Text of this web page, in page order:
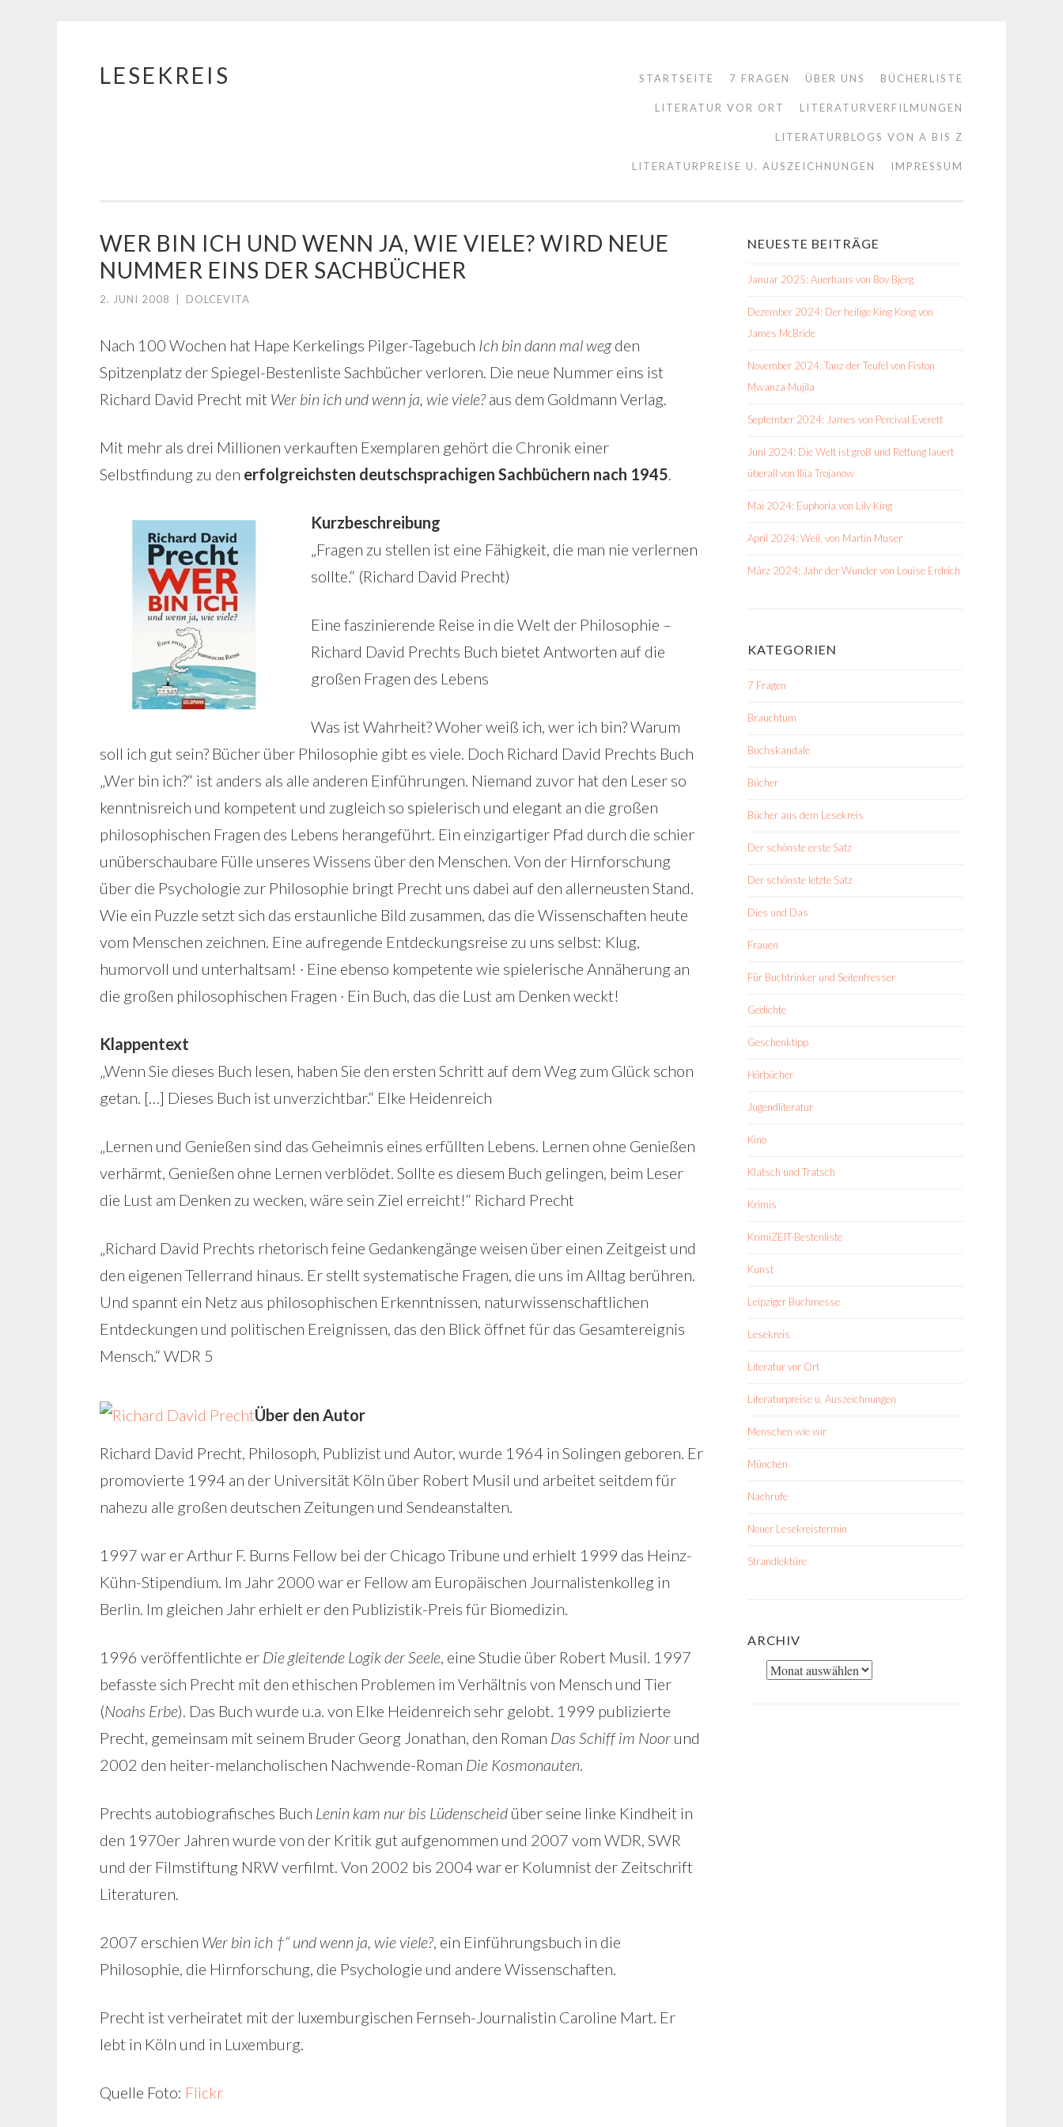
Springe
LESEKREIS STARTSEITE 7 FRAGEN ÜBER UNS BÜCHERLISTE
LITERATUR VOR ORT LITERATURVERFILMUNGEN
LITERATURBLOGS VON A BIS Z
LITERATURPREISE U. AUSZEICHNUNGEN IMPRESSUM
WER BIN ICH UND WENN JA, WIE VIELE? WIRD NEUE
NUMMER EINS DER SACHBÜCHER
2. JUNI 2008 DOLCEVITA
Nach 100 Wochen hat Hape Kerkelings Pilger-Tagebuch Ich bin dann mal wegden
Spitzenplatz der Spiegel-Bestenliste Sachbücher verloren. Die neue Nummer eins ist
Richard David Precht mit Wer bin ich und wenn ja, wie viele?aus dem Goldmann Verlag.
Mit mehr als drei Millionen verkauften Exemplaren gehört die Chronik einer
Selbstfindung zu den erfolgreichsten deutschsprachigen Sachbüchern nach 1945.
Kurzbeschreibung
„Fragen zu stellen ist eine Fähigkeit, die man nie verlernen
sollte.“ (Richard David Precht)
Eine faszinierende Reise in die Welt der Philosophie –
Richard David Prechts Buch bietet Antworten auf die
großen Fragen des Lebens
Was ist Wahrheit? Woher weiß ich, wer ich bin? Warum
soll ich gut sein? Bücher über Philosophie gibt es viele. Doch Richard David Prechts Buch
„Wer bin ich?“ ist anders als alle anderen Einführungen. Niemand zuvor hat den Leser so
kenntnisreich und kompetent und zugleich so spielerisch und elegant an die großen
philosophischen Fragen des Lebens herangeführt. Ein einzigartiger Pfad durch die schier
unüberschaubare Fülle unseres Wissens über den Menschen. Von der Hirnforschung
über die Psychologie zur Philosophie bringt Precht uns dabei auf den allerneusten Stand.
Wie ein Puzzle setzt sich das erstaunliche Bild zusammen, das die Wissenschaften heute
vom Menschen zeichnen. Eine aufregende Entdeckungsreise zu uns selbst: Klug,
humorvoll und unterhaltsam! · Eine ebenso kompetente wie spielerische Annäherung an
die großen philosophischen Fragen · Ein Buch, das die Lust am Denken weckt!
Klappentext
„Wenn Sie dieses Buch lesen, haben Sie den ersten Schritt auf dem Weg zum Glück schon
getan. […] Dieses Buch ist unverzichtbar.“ Elke Heidenreich
„Lernen und Genießen sind das Geheimnis eines erfüllten Lebens. Lernen ohne Genießen
verhärmt, Genießen ohne Lernen verblödet. Sollte es diesem Buch gelingen, beim Leser
die Lust am Denken zu wecken, wäre sein Ziel erreicht!“ Richard Precht
„Richard David Prechts rhetorisch feine Gedankengänge weisen über einen Zeitgeist und
den eigenen Tellerrand hinaus. Er stellt systematische Fragen, die uns im Alltag berühren.
Und spannt ein Netz aus philosophischen Erkenntnissen, naturwissenschaftlichen
Entdeckungen und politischen Ereignissen, das den Blick öffnet für das Gesamtereignis
Mensch.“ WDR 5
Über den Autor
Richard David Precht, Philosoph, Publizist und Autor, wurde 1964 in Solingen geboren. Er
promovierte 1994 an der Universität Köln über Robert Musil und arbeitet seitdem für
nahezu alle großen deutschen Zeitungen und Sendeanstalten.
1997 war er Arthur F. Burns Fellow bei der Chicago Tribune und erhielt 1999 das Heinz-
Kühn-Stipendium. Im Jahr 2000 war er Fellow am Europäischen Journalistenkolleg in
Berlin. Im gleichen Jahr erhielt er den Publizistik-Preis für Biomedizin.
1996 veröffentlichte er Die gleitende Logik der Seele, eine Studie über Robert Musil. 1997
befasste sich Precht mit den ethischen Problemen im Verhältnis von Mensch und Tier
(Noahs Erbe). Das Buch wurde u.a. von Elke Heidenreich sehr gelobt. 1999 publizierte
Precht, gemeinsam mit seinem Bruder Georg Jonathan, den Roman Das Schiff im Noor und
2002 den heiter-melancholischen Nachwende-Roman Die Kosmonauten.
Prechts autobiografisches Buch Lenin kam nur bis Lüdenscheid über seine linke Kindheit in
den 1970er Jahren wurde von der Kritik gut aufgenommen und 2007 vom WDR, SWR
und der Filmstiftung NRW verfilmt. Von 2002 bis 2004 war er Kolumnist der Zeitschrift
Literaturen.
2007 erschien Wer bin ich †“ und wenn ja, wie viele?, ein Einführungsbuch in die
Philosophie, die Hirnforschung, die Psychologie und andere Wissenschaften.
Precht ist verheiratet mit der luxemburgischen Fernseh-Journalistin Caroline Mart. Er
lebt in Köln und in Luxemburg.
Quelle Foto: Flickr
NEUESTE BEITRÄGE
Januar 2025: Auerhaus von Bov Bjerg
Dezember 2024: Der heilige King Kong von
James McBride
November 2024: Tanz der Teufel von Fiston
Mwanza Mujila
September 2024: James von Percival Everett
Juni 2024: Die Welt ist groß und Rettung lauert
überall von Ilija Trojanow
Mai 2024: Euphoria von Lily King
April 2024: Weil. von Martin Muser
März 2024: Jahr der Wunder von Louise Erdrich
KATEGORIEN
7 Fragen
Brauchtum
Buchskandale
Bücher
Bücher aus dem Lesekreis
Der schönste erste Satz
Der schönste letzte Satz
Dies und Das
Frauen
Für Buchtrinker und Seitenfresser
Gedichte
Geschenktipp
Hörbücher
Jugendliteratur
Kino
Klatsch und Tratsch
Krimis
KrimiZEIT-Bestenliste
Kunst
Leipziger Buchmesse
Lesekreis
Literatur vor Ort
Literaturpreise u. Auszeichnungen
Menschen wie wir
München
Nachrufe
Neuer Lesekreistermin
Strandlektüre
ARCHIV
Archiv